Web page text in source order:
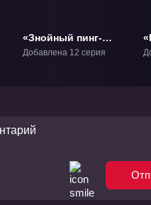
«Знойный пинг-
понг» ТВ-1
Добавлена 12 серия